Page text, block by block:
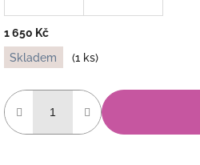
1 650 Kč
Měrná
cena:
Skladem (1 ks)